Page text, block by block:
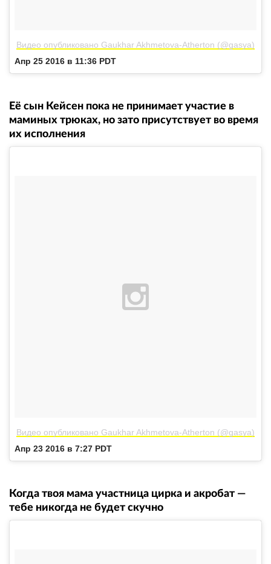
Видео опубликовано Gaukhar Akhmetova-Atherton (@gasya)
Апр 25 2016 в 11:36 PDT
Её сын Кейсен пока не принимает участие в
маминых трюках, но зато присутствует во время
их исполнения
Видео опубликовано Gaukhar Akhmetova-Atherton (@gasya)
Апр 23 2016 в 7:27 PDT
Когда твоя мама участница цирка и акробат —
тебе никогда не будет скучно